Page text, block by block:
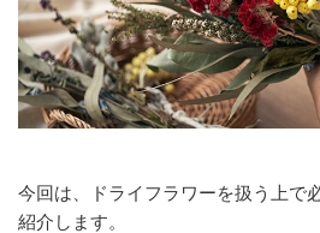
今回は、ドライフラワーを扱う上で
紹介します。